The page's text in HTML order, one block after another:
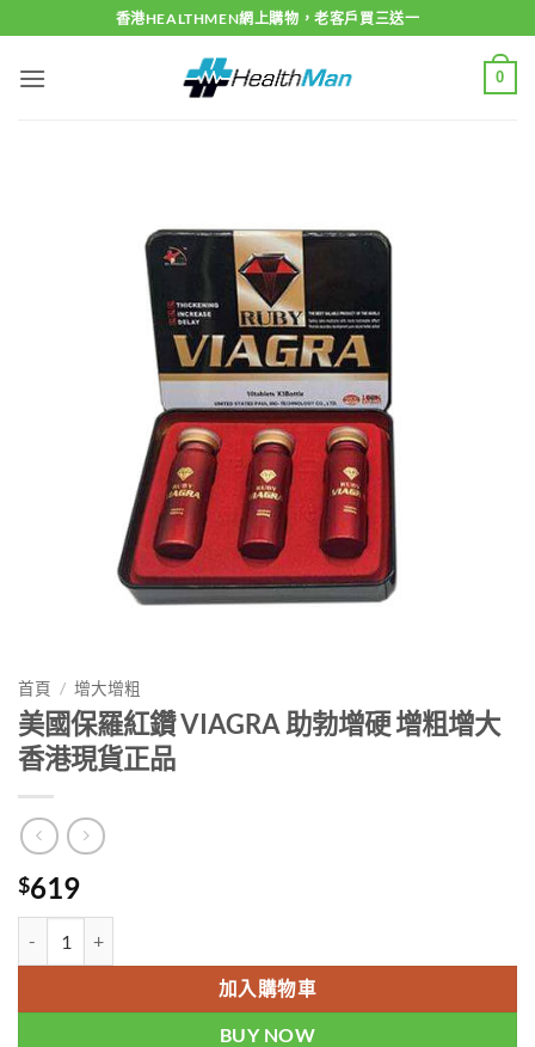
to
content
香港HEALTHMEN網上購物，老客戶買三送一
0
首頁 / 增大增粗
美國保羅紅鑽 VIAGRA 助勃增硬 增粗增大
香港現貨正品
$619
加入購物車
BUY NOW